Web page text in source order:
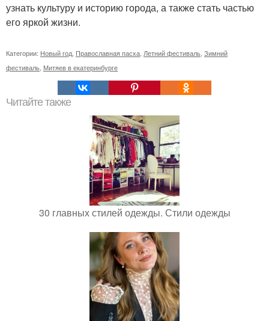
узнать культуру и историю города, а также стать частью
его яркой жизни.
Категории: Новый год Православная пасха Летний фестиваль Зимний
фестиваль Митяев в екатеринбурге
Читайте также
30 главных стилей одежды. Стили одежды